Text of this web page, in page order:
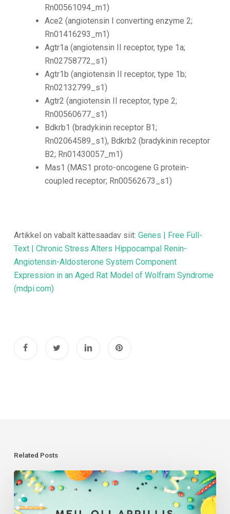
Rn00561094_m1)
Ace2 (angiotensin I converting enzyme 2;
Rn01416293_m1)
Agtr1a (angiotensin II receptor, type 1a;
Rn02758772_s1)
Agtr1b (angiotensin II receptor, type 1b;
Rn02132799_s1)
Agtr2 (angiotensin II receptor, type 2;
Rn00560677_s1)
Bdkrb1 (bradykinin receptor B1;
Rn02064589_s1), Bdkrb2 (bradykinin receptor
B2; Rn01430057_m1)
Mas1 (MAS1 proto-oncogene G protein-
coupled receptor; Rn00562673_s1)
Artikkel on vabalt kättesaadav siit: Genes | Free Full-
Text | Chronic Stress Alters Hippocampal Renin-
Angiotensin-Aldosterone System Component
Expression in an Aged Rat Model of Wolfram Syndrome
(mdpi.com)
Related Posts